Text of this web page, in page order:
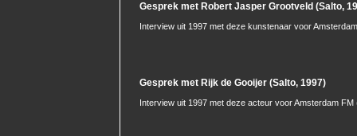
Gesprek met Robert Jasper Grootveld (Salto,
Interview uit 1997 met deze kunstenaar voor
Gesprek met Rijk de Gooijer (Salto, 1997)
Interview uit 1997 met deze acteur voor Amsterdam FM